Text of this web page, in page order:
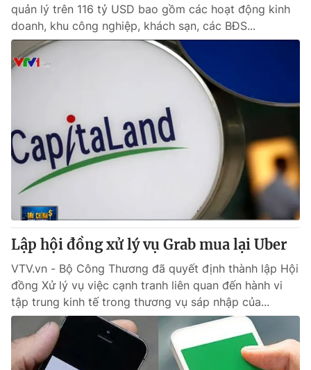
quản lý trên 116 tỷ USD bao gồm các hoạt động kinh
doanh, khu công nghiệp, khách sạn, các BĐS...
Lập hội đồng xử lý vụ Grab mua lại Uber
VTV.vn - Bộ Công Thương đã quyết định thành lập Hội
đồng Xử lý vụ việc cạnh tranh liên quan đến hành vi
tập trung kinh tế trong thương vụ sáp nhập của...